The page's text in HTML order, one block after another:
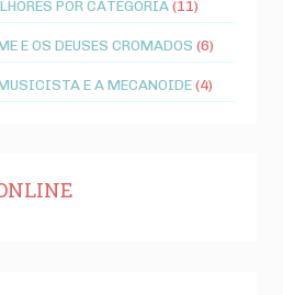
POR CATEGORIA (11)
E OS DEUSES CROMADOS (6)
E A MECANOIDE(4)